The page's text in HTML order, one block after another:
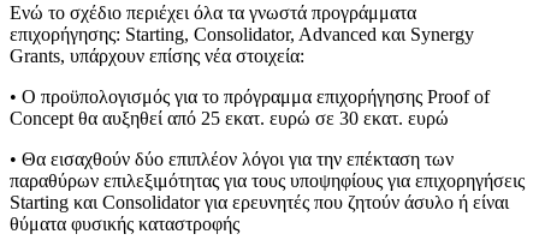
Ενώ το σχέδιο περιέχει όλα τα γνωστά προγράμματα
επιχορήγησης: Starting, Consolidator, Advanced και Synergy
Grants, υπάρχουν επίσης νέα στοιχεία:
• Ο προϋπολογισμός για το πρόγραμμα επιχορήγησης Proof of
Concept θα αυξηθεί από 25 εκατ. ευρώ σε 30 εκατ. ευρώ
• Θα εισαχθούν δύο επιπλέον λόγοι για την επέκταση των
παραθύρων επιλεξιμότητας για τους υποψηφίους για επιχορηγήσεις
Starting και Consolidator για ερευνητές που ζητούν άσυλο ή είναι
θύματα φυσικής καταστροφής